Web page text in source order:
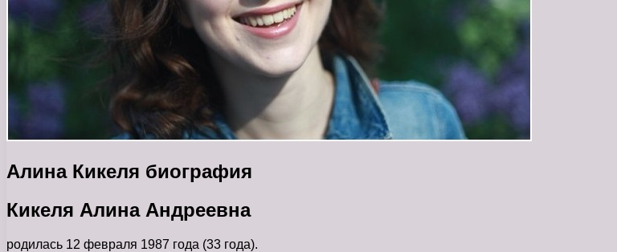
Алина Кикеля биография
Кикеля Алина Андреевна
родилась 12 февраля 1987 года (33 года).